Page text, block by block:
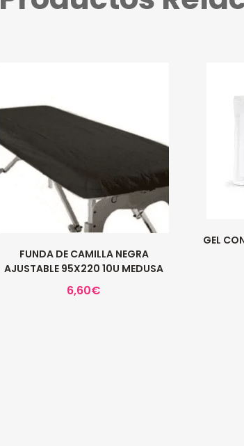
FUNDA DE CAMILLA NEGRA
AJUSTABLE 95X220 10U MEDUSA
6,60€
GEL